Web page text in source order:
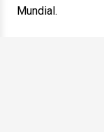
Mundial.